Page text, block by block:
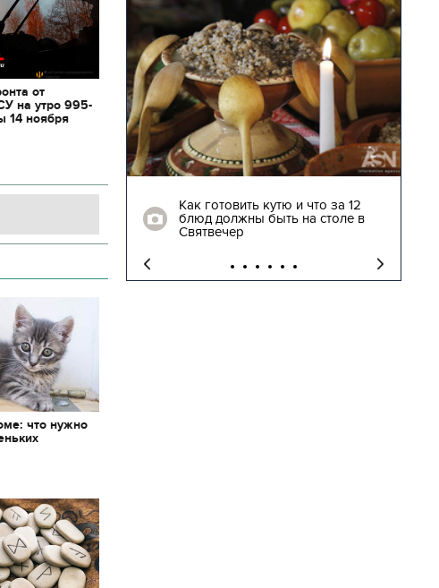
от
на утро 995-
14 ноября
что нужно
16:22
Как готовить кутю и что за 12
блюд должны быть на столе в
Святвечер